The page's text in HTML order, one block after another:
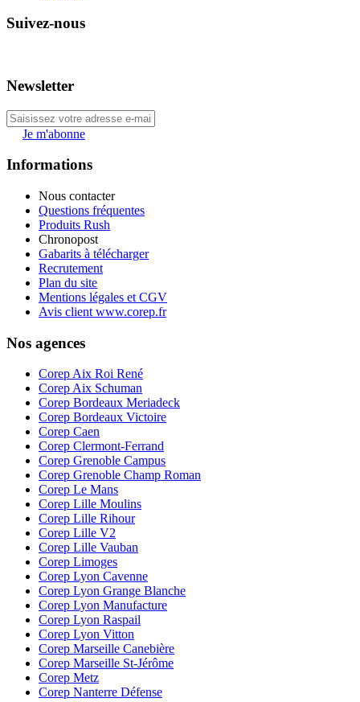
Suivez-nous
Newsletter
Je m'abonne
Informations
Nous contacter
Questions fréquentes
Produits Rush
Chronopost
Gabarits à télécharger
Recrutement
Plan du site
Mentions légales et CGV
Avis client www.corep.fr
Nos agences
Corep Aix Roi René
Corep Aix Schuman
Corep Bordeaux Meriadeck
Corep Bordeaux Victoire
Corep Caen
Corep Clermont-Ferrand
Corep Grenoble Campus
Corep Grenoble Champ Roman
Corep Le Mans
Corep Lille Moulins
Corep Lille Rihour
Corep Lille V2
Corep Lille Vauban
Corep Limoges
Corep Lyon Cavenne
Corep Lyon Grange Blanche
Corep Lyon Manufacture
Corep Lyon Raspail
Corep Lyon Vitton
Corep Marseille Canebière
Corep Marseille St-Jérôme
Corep Metz
Corep Nanterre Défense